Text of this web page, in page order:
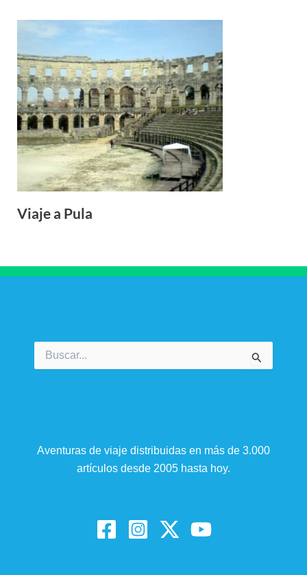
Viaje a Pula
por:
Aventuras de viaje distribuidas en más de 3.000
artículos desde 2005 hasta hoy.